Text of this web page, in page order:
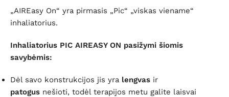
„AIREasy On“ yra pirmasis „Pic“ „viskas viename“
inhaliatorius.
Inhaliatorius PIC AIREASY ON pasižymi šiomis
savybėmis:
Dėl savo konstrukcijos jis yra lengvas ir
patogus nešioti, todėl terapijos metu galite laisvai